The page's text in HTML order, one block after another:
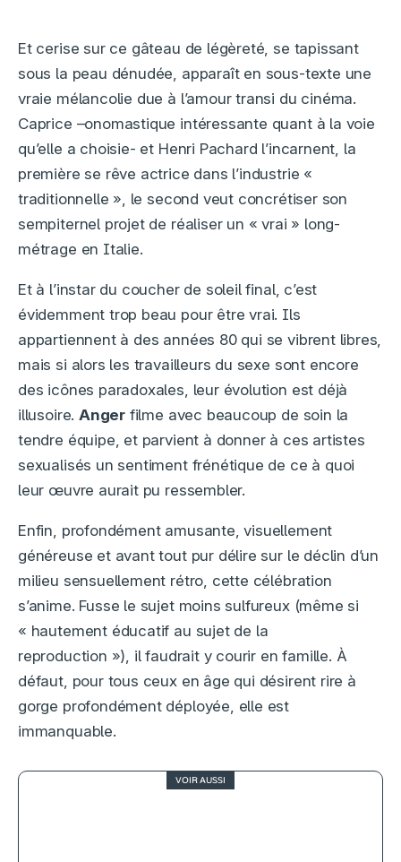
Et cerise sur ce gâteau de légèreté, se tapissant
sous la peau dénudée, apparaît en sous-texte une
vraie mélancolie due à l’amour transi du cinéma.
Caprice –onomastique intéressante quant à la voie
qu’elle a choisie- et Henri Pachard l’incarnent, la
première se rêve actrice dans l’industrie «
traditionnelle », le second veut concrétiser son
sempiternel projet de réaliser un « vrai » long-
métrage en Italie.
Et à l’instar du coucher de soleil final, c’est
évidemment trop beau pour être vrai. Ils
appartiennent à des années 80 qui se vibrent libres,
mais si alors les travailleurs du sexe sont encore
des icônes paradoxales, leur évolution est déjà
illusoire. Anger filme avec beaucoup de soin la
tendre équipe, et parvient à donner à ces artistes
sexualisés un sentiment frénétique de ce à quoi
leur œuvre aurait pu ressembler.
Enfin, profondément amusante, visuellement
généreuse et avant tout pur délire sur le déclin d’un
milieu sensuellement rétro, cette célébration
s’anime. Fusse le sujet moins sulfureux (même si
« hautement éducatif au sujet de la
reproduction »), il faudrait y courir en famille. À
défaut, pour tous ceux en âge qui désirent rire à
gorge profondément déployée, elle est
immanquable.
VOIR AUSSI